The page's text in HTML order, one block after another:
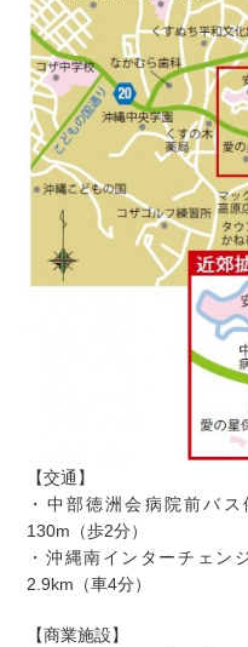
【交通】
・中部徳洲会病院前バ
130m（歩2分）
・沖縄南インターチェン
2.9km（車4分）
【商業施設】